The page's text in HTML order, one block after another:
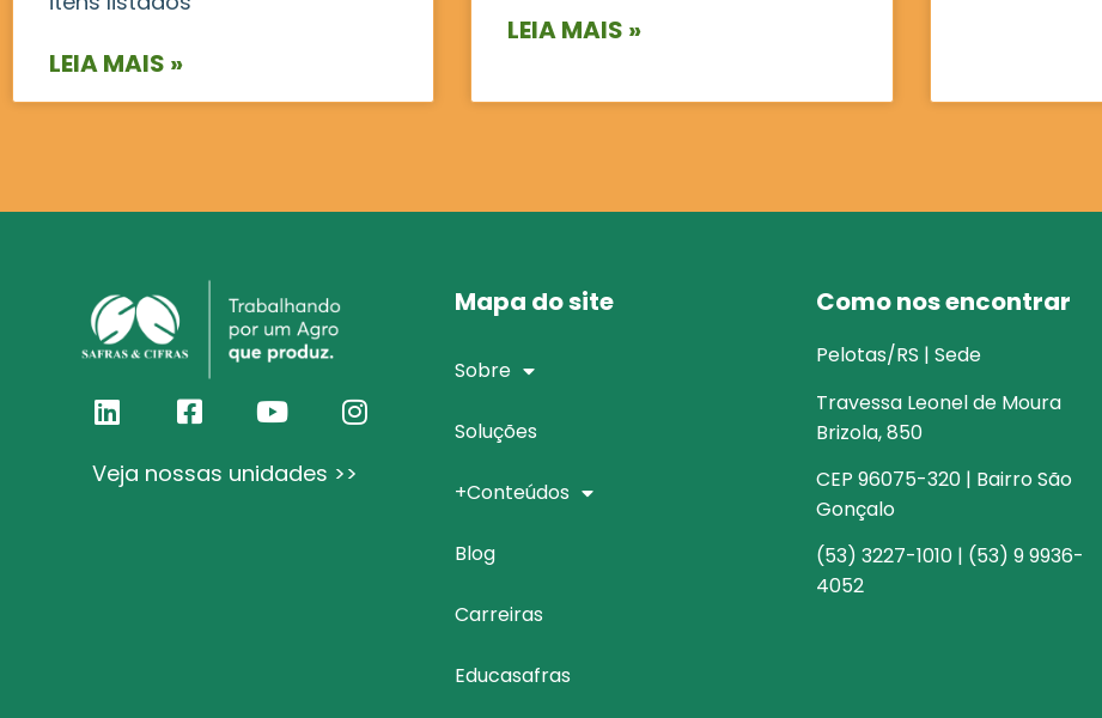
LEIA MAIS »
LEIA MAIS »
Veja nossas unidades >>
Mapa do site
Sobre
Soluções
+Conteúdos
Blog
Carreiras
Educasafras
Como nos encontrar
Pelotas/RS | Sede
Travessa Leonel de Moura
Brizola, 850
CEP 96075-320 | Bairro São
Gonçalo
(53) 3227-1010 | (53) 9 9936-
4052